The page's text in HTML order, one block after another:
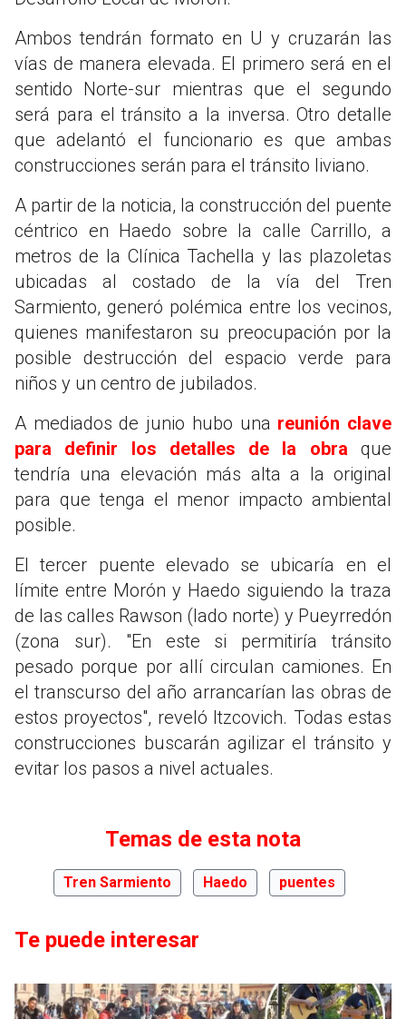
Ambos tendrán formato en U y cruzarán las
vías de manera elevada. El primero será en el
sentido Norte-sur mientras que el segundo
será para el tránsito a la inversa. Otro detalle
que adelantó el funcionario es que ambas
construcciones serán para el tránsito liviano.
A partir de la noticia, la construcción del puente
céntrico en Haedo sobre la calle Carrillo, a
metros de la Clínica Tachella y las plazoletas
ubicadas al costado de la vía del Tren
Sarmiento, generó polémica entre los vecinos,
quienes manifestaron su preocupación por la
posible destrucción del espacio verde para
niños y un centro de jubilados.
A mediados de junio hubo una reunión clave
para definir los detalles de la obra que
tendría una elevación más alta a la original
para que tenga el menor impacto ambiental
posible.
El tercer puente elevado se ubicaría en el
límite entre Morón y Haedo siguiendo la traza
de las calles Rawson (lado norte) y Pueyrredón
(zona sur). "En este si permitiría tránsito
pesado porque por allí circulan camiones. En
el transcurso del año arrancarían las obras de
estos proyectos", reveló Itzcovich. Todas estas
construcciones buscarán agilizar el tránsito y
evitar los pasos a nivel actuales.
Temas de esta nota
Tren Sarmiento Haedo puentes
Te puede interesar